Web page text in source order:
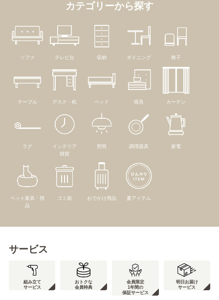
カテゴリーから探す
ソファ テレビ台 収納 ダイニング 椅子
テーブル デスク・机 ベッド 寝具 カーテン
ラグ
インテリア
雑貨
照明 調理器具 家電
ペット家具・用
品
ゴミ箱 おでかけ用品 夏アイテム
サービス
組み立て
サービス
おトクな
会員特典
会員限定
1年間の
保証サービス
明日お届け
サービス